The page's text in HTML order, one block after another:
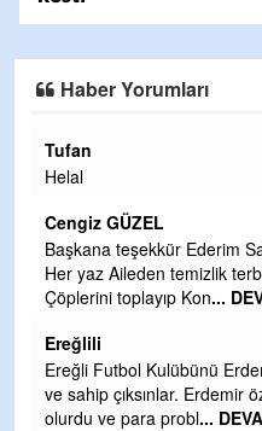
Haber Yorumları
Tufan
Helal
Cengiz GÜZEL
Başkana teşekkür Ederim
Her yaz Aileden temizlik
Çöplerini toplayıp Kon...
Ereğlili
Ereğli Futbol Kulübünü
ve sahip çıksınlar. Erdemir
olurdu ve para probl...